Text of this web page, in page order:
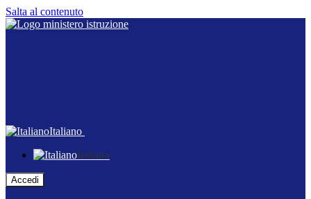
Salta al contenuto
Italiano
Italiano
Accedi